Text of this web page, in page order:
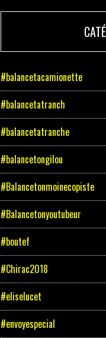
#balancetacamionette
#balancetatranch
#balancetatranche
#balancetongilou
#Balancetonmoinecopiste
#Balancetonyoutubeur
#boutef
#Chirac2018
#eliselucet
#envoyespecial